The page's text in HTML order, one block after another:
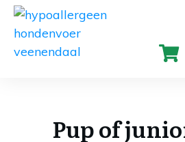
Pup of